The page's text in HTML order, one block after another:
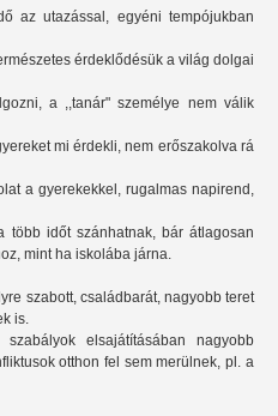
az utazással, egyéni tempójukban
érdeklődésük a világ dolgai
a ,,tanár" személye nem válik
mi érdekli, nem erőszakolva rá
a gyerekekkel, rugalmas napirend,
több időt szánhatnak, bár átlagosan
mint ha iskolába járna.
szabott, családbarát, nagyobb teret
is.
elsajátításában nagyobb
otthon fel sem merülnek, pl. a